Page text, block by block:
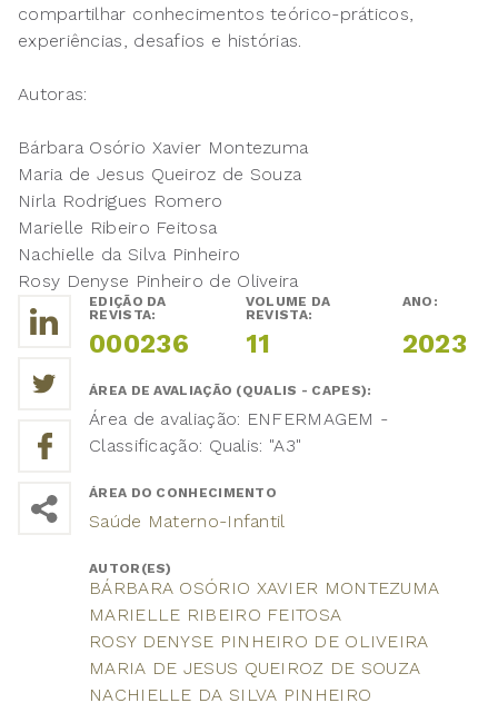
compartilhar conhecimentos teórico-práticos,
experiências, desafios e histórias.
Autoras:
Bárbara Osório Xavier Montezuma
Maria de Jesus Queiroz de Souza
Nirla Rodrigues Romero
Marielle Ribeiro Feitosa
Nachielle da Silva Pinheiro
Rosy Denyse Pinheiro de Oliveira
EDIÇÃO DA
REVISTA:
000236
VOLUME DA
REVISTA:
11
ANO:
2023
ÁREA DE AVALIAÇÃO (QUALIS - CAPES):
Área de avaliação: ENFERMAGEM -
Classificação: Qualis: "A3"
ÁREA DO CONHECIMENTO
Saúde Materno-Infantil
AUTOR(ES)
BÁRBARA OSÓRIO XAVIER MONTEZUMA
MARIELLE RIBEIRO FEITOSA
ROSY DENYSE PINHEIRO DE OLIVEIRA
MARIA DE JESUS QUEIROZ DE SOUZA
NACHIELLE DA SILVA PINHEIRO